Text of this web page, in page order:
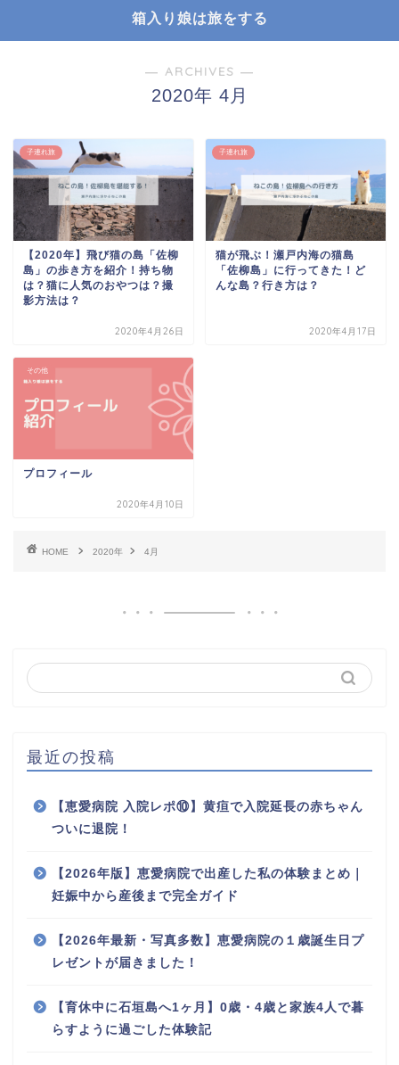
箱入り娘は旅をする
― ARCHIVES ―
2020年 4月
子連れ旅
【2020年】飛び猫の島「佐柳
島」の歩き方を紹介！持ち物
は？猫に人気のおやつは？撮
影方法は？
2020年4月26日
子連れ旅
猫が飛ぶ！瀬戸内海の猫島
「佐柳島」に行ってきた！ど
んな島？行き方は？
2020年4月17日
その他
プロフィール
2020年4月10日
HOME 2020年 4月
最近の投稿
【恵愛病院 入院レポ⑩】黄疸で入院延長の赤ちゃん
ついに退院！
【2026年版】恵愛病院で出産した私の体験まとめ｜
妊娠中から産後まで完全ガイド
【2026年最新・写真多数】恵愛病院の１歳誕生日プ
レゼントが届きました！
【育休中に石垣島へ1ヶ月】0歳・4歳と家族4人で暮
らすように過ごした体験記